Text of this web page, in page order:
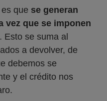
que se generan
vez que se imponen
. Esto se suma al
a devolver, de
debemos se
y el crédito nos